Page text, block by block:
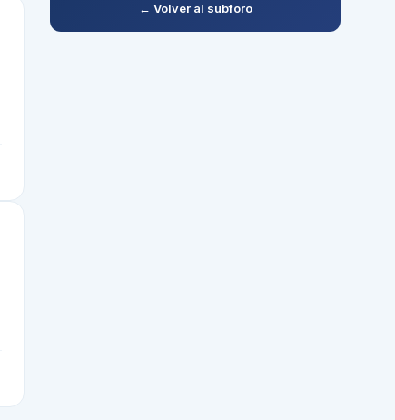
← Volver al subforo